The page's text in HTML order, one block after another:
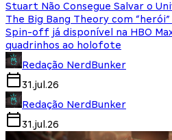
Stuart Não Consegue Salvar o
The Big Bang Theory com
Spin-off já disponível na HBO
quadrinhos ao holofote
Redação NerdBunker
31.jul.26
Redação NerdBunker
31.jul.26